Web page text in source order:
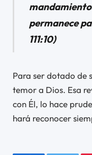
permanece
111:10)
Para ser dotado de
temor a Dios. Esa
con Él, lo hace
hará reconocer